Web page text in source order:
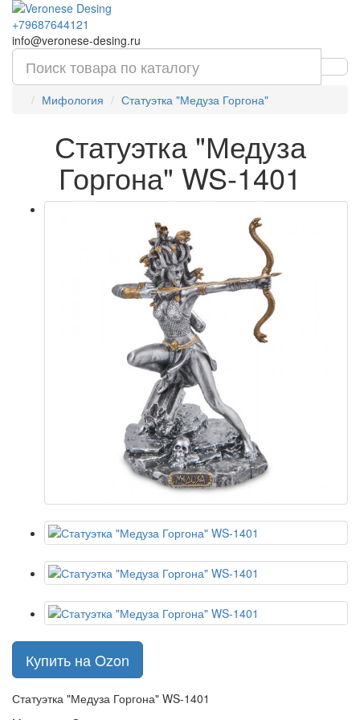
+79687644121
info@veronese-desing.ru
Мифология Статуэтка "Медуза Горгона"
Статуэтка "Медуза
Горгона" WS-1401
Купить на Ozon
Статуэтка "Медуза Горгона" WS-1401